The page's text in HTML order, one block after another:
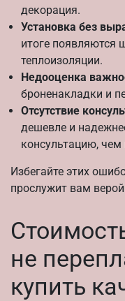
декорация.
Установка без
итоге появляются
теплоизоляции.
Недооценка
броненакладки и
Отсутствие
дешевле и
консультацию,
Избегайте этих
прослужит вам
не
купить